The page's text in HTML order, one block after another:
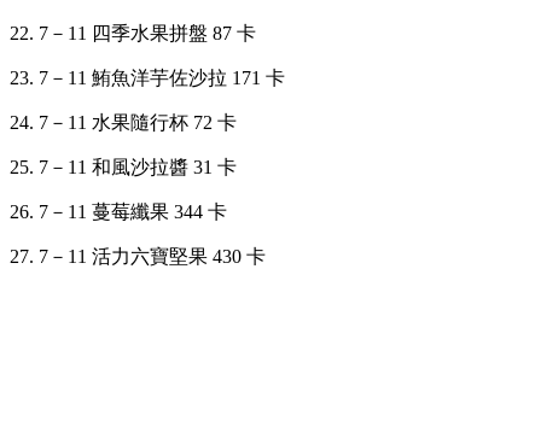
22. 7 － 11 四季水果拼盤 87 卡
23. 7 － 11 鮪魚洋芋佐沙拉 171 卡
24. 7 － 11 水果隨行杯 72 卡
25. 7 － 11 和風沙拉醬 31 卡
26. 7 － 11 蔓莓纖果 344 卡
27. 7 － 11 活力六寶堅果 430 卡